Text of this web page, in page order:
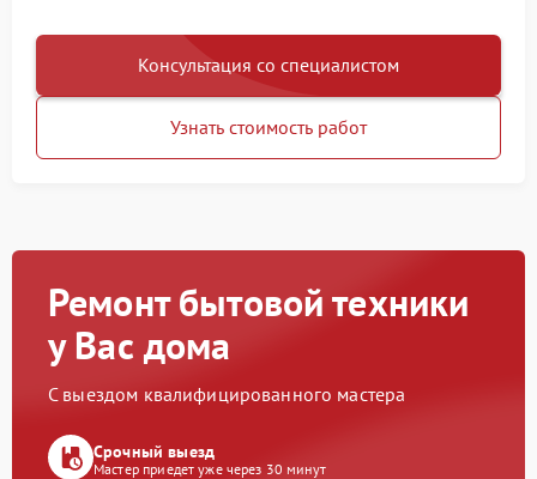
Консультация со специалистом
Узнать стоимость работ
Ремонт бытовой техники
у Вас дома
С выездом квалифицированного мастера
Срочный выезд
Мастер приедет уже через 30 минут